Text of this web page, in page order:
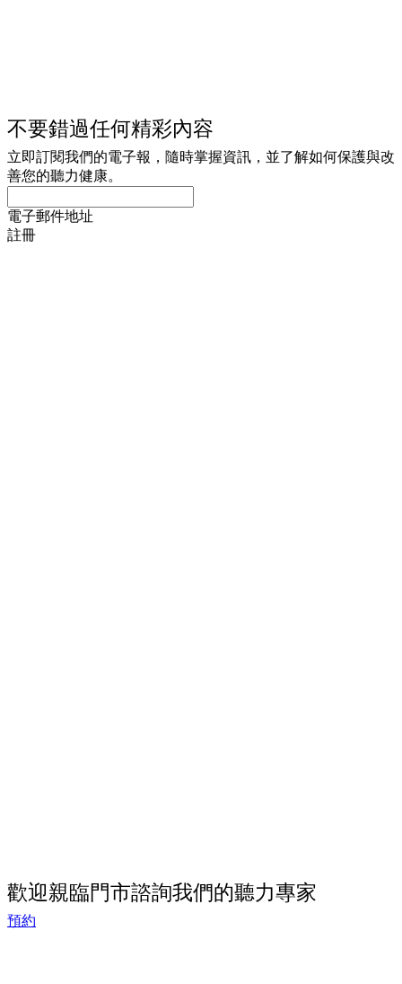
不要錯過任何精彩內容
立即訂閱我們的電子報，隨時掌握資訊，並了解如何保護與改
善您的聽力健康。
電子郵件地址
註冊
歡迎親臨門市諮詢我們的聽力專家
預約